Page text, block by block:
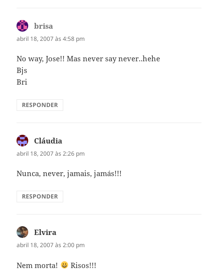
brisa
abril 18, 2007 às 4:58 pm
No way, Jose!! Mas never say never..hehe
Bjs
Bri
RESPONDER
Cláudia
abril 18, 2007 às 2:26 pm
Nunca, never, jamais, jamás!!!
RESPONDER
Elvira
abril 18, 2007 às 2:00 pm
Nem morta! Risos!!!